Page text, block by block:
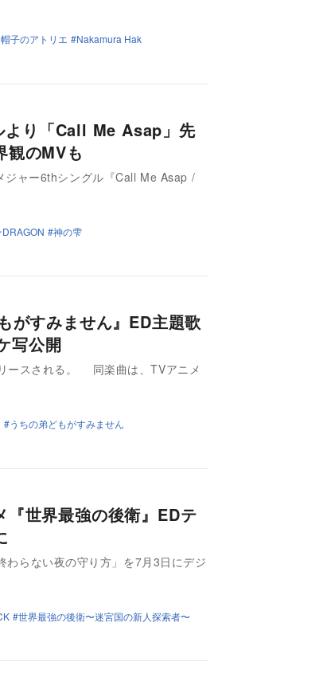
子のアトリエ Nakamura Hak
り「Call Me Asap」先
のMVも
ャー6thシングル『Call Me Asap /
神の雫
がすみません』ED主題歌
写公開
ースされる。 同楽曲は、TVアニメ
うちの弟どもがすみません
『世界最強の後衛』EDテ
らない夜の守り方」を7月3日にデジ
世界最強の後衛〜迷宮国の新人探索者〜